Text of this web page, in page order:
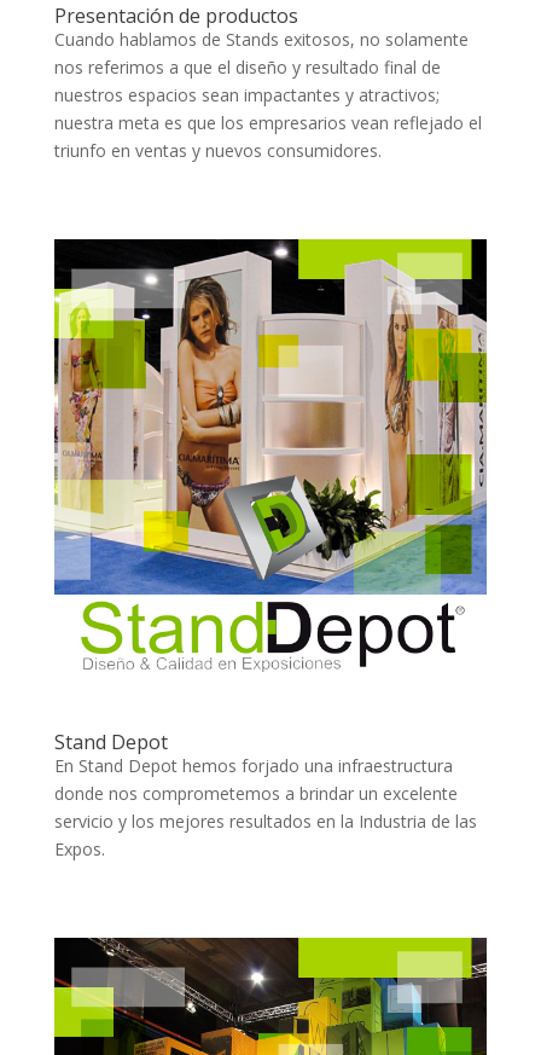
Presentación de productos
Cuando hablamos de Stands exitosos, no solamente
nos referimos a que el diseño y resultado final de
nuestros espacios sean impactantes y atractivos;
nuestra meta es que los empresarios vean reflejado el
triunfo en ventas y nuevos consumidores.
Stand Depot
En Stand Depot hemos forjado una infraestructura
donde nos comprometemos a brindar un excelente
servicio y los mejores resultados en la Industria de las
Expos.